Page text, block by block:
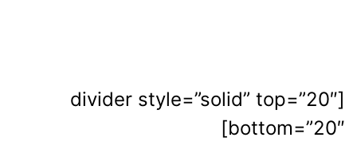
[divider style=”solid” top=”20″
bottom=”20″]